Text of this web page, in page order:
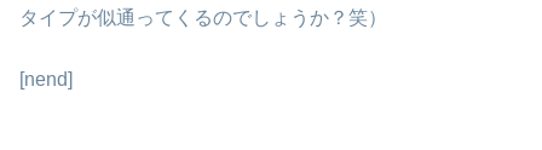
タイプが似通ってくるのでしょうか？笑）
[nend]